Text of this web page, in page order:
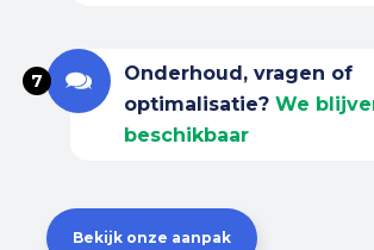
7
Onderhoud, vragen of
optimalisatie? We
beschikbaar
Bekijk onze aanpak